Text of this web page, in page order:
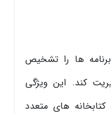
برنامه ها را تشخیص
کند. این ویژگی
کتابخانه های متعدد